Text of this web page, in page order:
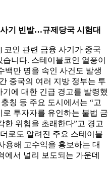
기 빈발…규제당국 시험대
인 관련 금융 사기가 중국
니다. 스테이블코인 열풍이
백만 명을 속인 사건도 발생
중국의 여러 지방 정부는 투
에 대한 긴급 경고를 발령했
칭 등 주요 도시에서는 “고
투자자를 유인하는 불법 금
한 위험을 초래한다”고 경고
로도 알려진 주요 스테이블
용해 고수익을 홍보하는 대
에서 널리 보도되는 가운데